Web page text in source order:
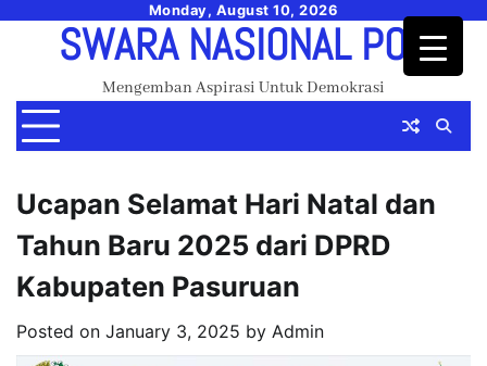
Monday, August 10, 2026
SWARA NASIONAL POS
Mengemban Aspirasi Untuk Demokrasi
Ucapan Selamat Hari Natal dan
Tahun Baru 2025 dari DPRD
Kabupaten Pasuruan
Posted on January 3, 2025 by Admin